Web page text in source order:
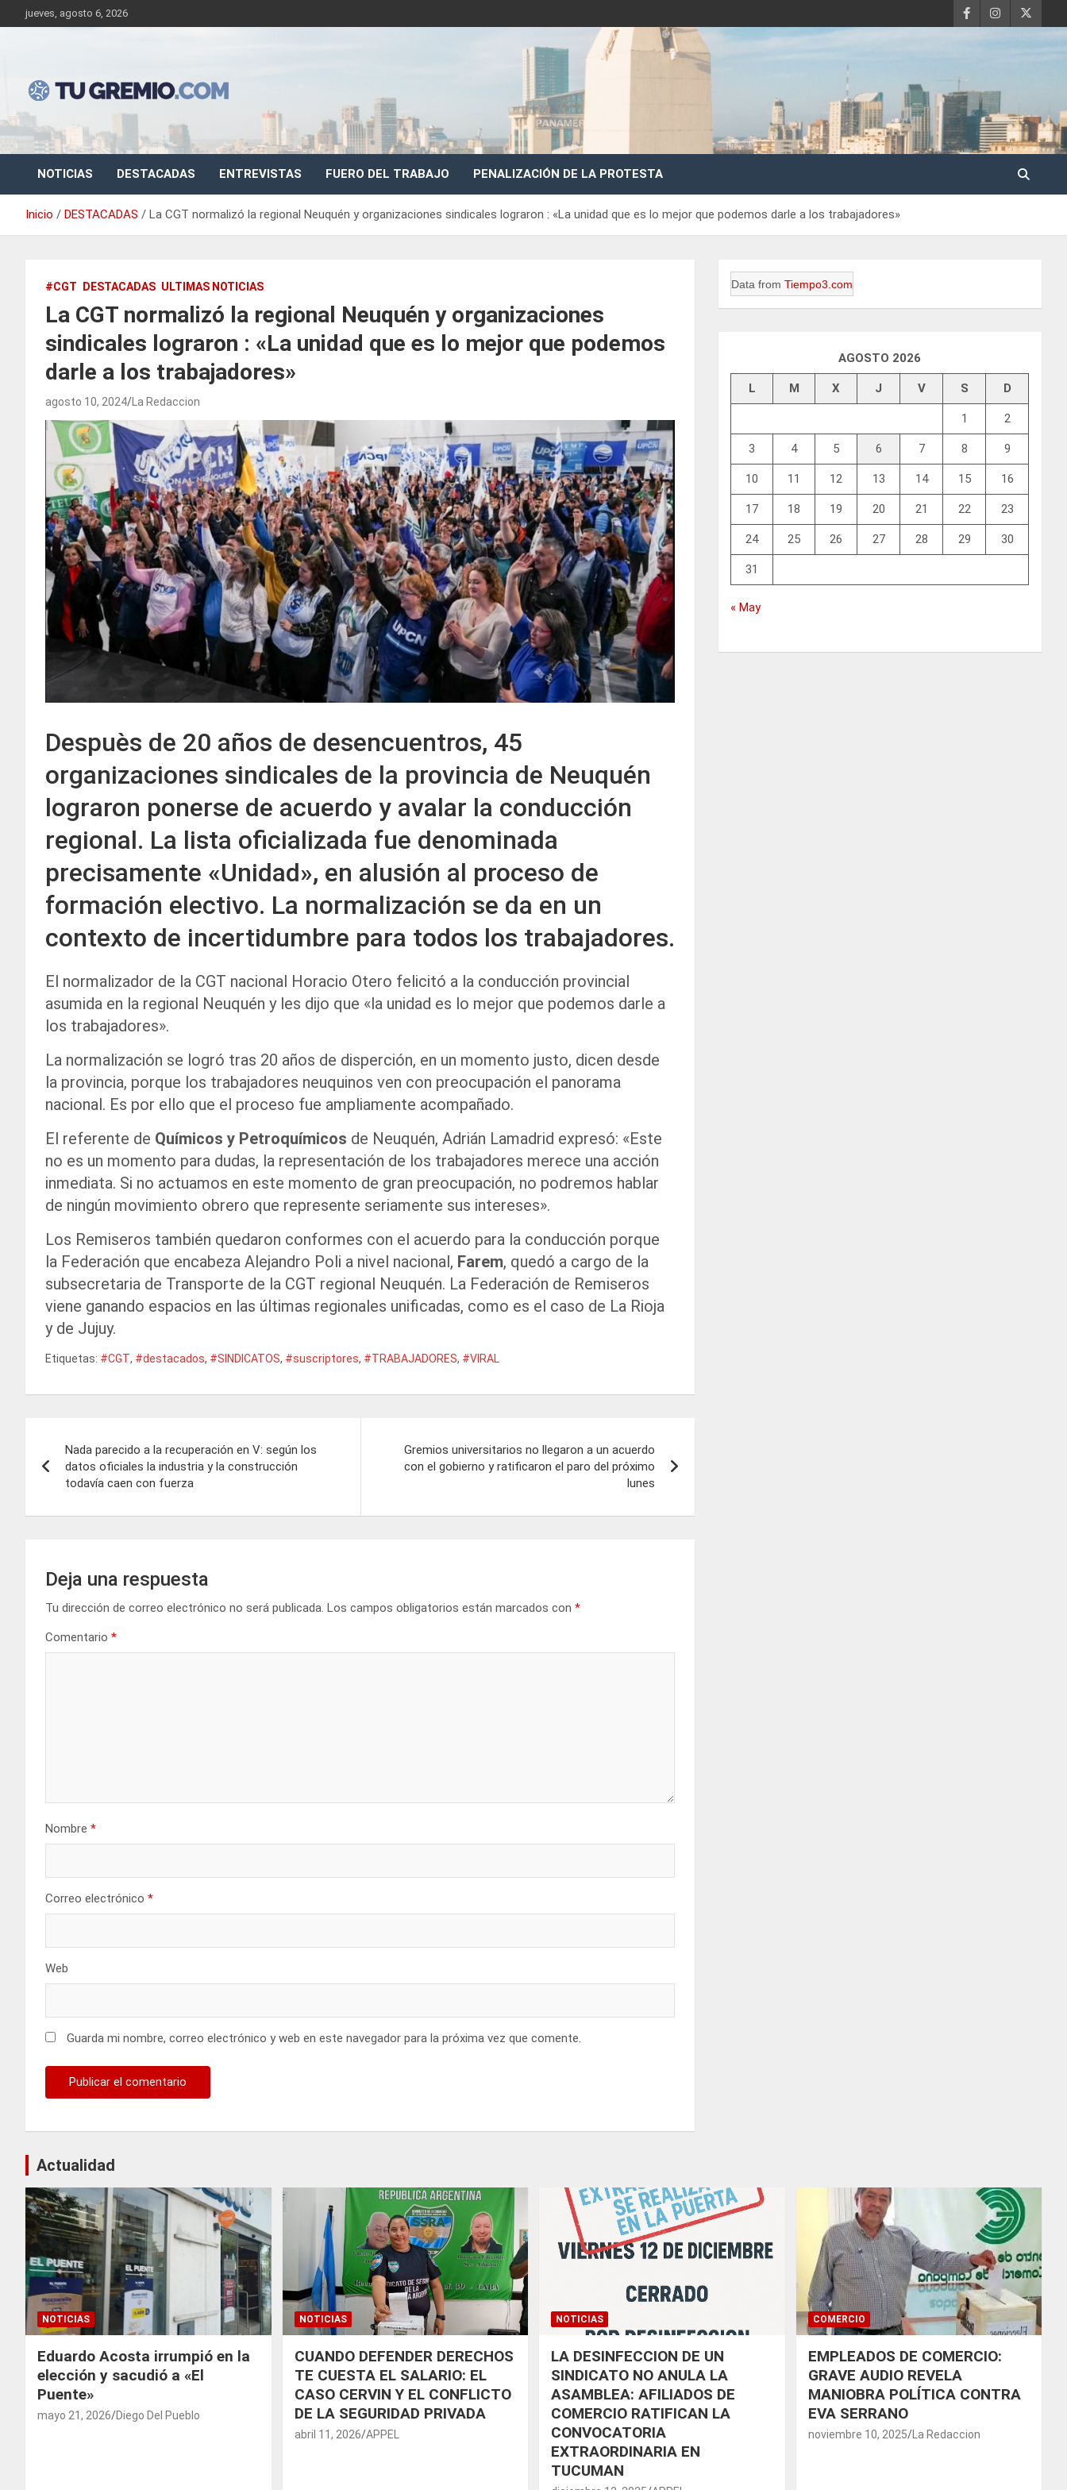
Saltar
al
jueves, agosto 6, 2026
Tu Gremio
Sitio de noticias gremiales – laborales
NOTICIAS DESTACADAS ENTREVISTAS FUERO DEL TRABAJO PENALIZACIÓN DE LA PROTESTA
Inicio DESTACADAS La CGT normalizó la regional Neuquén y organizaciones sindicales lograron : «La unidad que es lo mejor que podemos darle a los trabajadores»
#CGT DESTACADAS ULTIMAS NOTICIAS
La CGT normalizó la regional Neuquén y organizaciones
sindicales lograron : «La unidad que es lo mejor que podemos
darle a los trabajadores»
agosto 10, 2024 La Redaccion
Despuès de 20 años de desencuentros, 45
organizaciones sindicales de la provincia de Neuquén
lograron ponerse de acuerdo y avalar la conducción
regional. La lista oficializada fue denominada
precisamente «Unidad», en alusión al proceso de
formación electivo. La normalización se da en un
contexto de incertidumbre para todos los trabajadores.
El normalizador de la CGT nacional Horacio Otero felicitó a la conducción provincial
asumida en la regional Neuquén y les dijo que «la unidad es lo mejor que podemos darle a
los trabajadores».
La normalización se logró tras 20 años de disperción, en un momento justo, dicen desde
la provincia, porque los trabajadores neuquinos ven con preocupación el panorama
nacional. Es por ello que el proceso fue ampliamente acompañado.
El referente de Químicos y Petroquímicos de Neuquén, Adrián Lamadrid expresó: «Este
no es un momento para dudas, la representación de los trabajadores merece una acción
inmediata. Si no actuamos en este momento de gran preocupación, no podremos hablar
de ningún movimiento obrero que represente seriamente sus intereses».
Los Remiseros también quedaron conformes con el acuerdo para la conducción porque
la Federación que encabeza Alejandro Poli a nivel nacional, Farem, quedó a cargo de la
subsecretaria de Transporte de la CGT regional Neuquén. La Federación de Remiseros
viene ganando espacios en las últimas regionales unificadas, como es el caso de La Rioja
y de Jujuy.
Etiquetas: #CGT, #destacados, #SINDICATOS, #suscriptores, #TRABAJADORES, #VIRAL
de
Nada parecido a la recuperación en V: según los
datos oficiales la industria y la construcción
todavía caen con fuerza
Gremios universitarios no llegaron a un acuerdo
con el gobierno y ratificaron el paro del próximo
lunes
Deja una respuesta
Tu dirección de correo electrónico no será publicada. Los campos obligatorios están marcados con *
Comentario *
Nombre *
Correo electrónico *
Web
Guarda mi nombre, correo electrónico y web en este navegador para la próxima vez que comente.
Data fromTiempo3.com
AGOSTO 2026
L M X J V S D
1 2
3 4 5 6 7 8 9
10 11 12 13 14 15 16
17 18 19 20 21 22 23
24 25 26 27 28 29 30
31
« May
Actualidad
NOTICIAS
Eduardo Acosta irrumpió en la
elección y sacudió a «El
Puente»
mayo 21, 2026 Diego Del Pueblo
NOTICIAS
CUANDO DEFENDER DERECHOS
TE CUESTA EL SALARIO: EL
CASO CERVIN Y EL CONFLICTO
DE LA SEGURIDAD PRIVADA
abril 11, 2026 APPEL
NOTICIAS
LA DESINFECCION DE UN
SINDICATO NO ANULA LA
ASAMBLEA: AFILIADOS DE
COMERCIO RATIFICAN LA
CONVOCATORIA
EXTRAORDINARIA EN
TUCUMAN
COMERCIO
EMPLEADOS DE COMERCIO:
GRAVE AUDIO REVELA
MANIOBRA POLÍTICA CONTRA
EVA SERRANO
noviembre 10, 2025 La Redaccion